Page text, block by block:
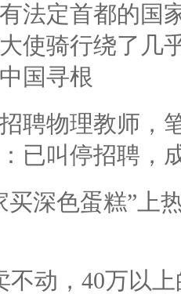
法定首都的国
使骑行绕了几
国寻根
聘物理教师，
已叫停招聘，
买深色蛋糕”上
不动，40万以